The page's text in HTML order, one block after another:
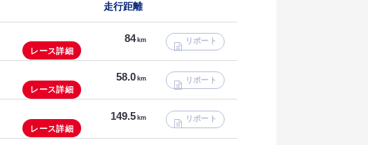
123.31km
リポート
走行距離
レース詳細
84 km リポート
レース詳細
58.0 km リポート
レース詳細
149.5 km リポート